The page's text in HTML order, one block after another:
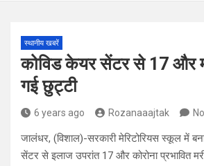
स्थानीय खबरें
कोविड केयर सेंटर से 17 और
गई छुट्टी
6 years ago Rozanaaajtak
जालंधर, (विशाल)-सरकारी मेरिटोरियस स्कूल में
सेंटर से इलाज उपरांत 17 और कोरोना प्रभावित